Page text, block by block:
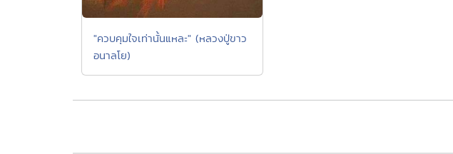
"ควบคุมใจเท่านั้นแหละ" (หลวงปู่ขาว
อนาลโย)